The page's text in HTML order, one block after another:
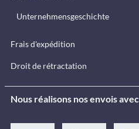
Unternehmensgeschichte
Frais d'expédition
Droit de rétractation
Nous réalisons nos envois avec